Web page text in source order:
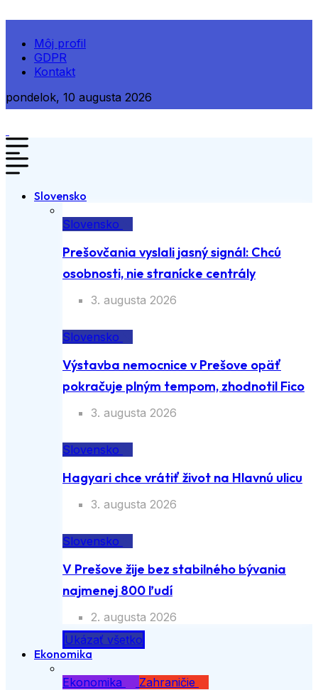
Môj profil
GDPR
Kontakt
pondelok, 10 augusta 2026
Slovensko
Slovensko
Prešovčania vyslali jasný signál: Chcú
osobnosti, nie stranícke centrály
3. augusta 2026
Slovensko
Výstavba nemocnice v Prešove opäť
pokračuje plným tempom, zhodnotil Fico
3. augusta 2026
Slovensko
Hagyari chce vrátiť život na Hlavnú ulicu
3. augusta 2026
Slovensko
V Prešove žije bez stabilného bývania
najmenej 800 ľudí
2. augusta 2026
Ukázať všetko
Ekonomika
Ekonomika
Zahraničie